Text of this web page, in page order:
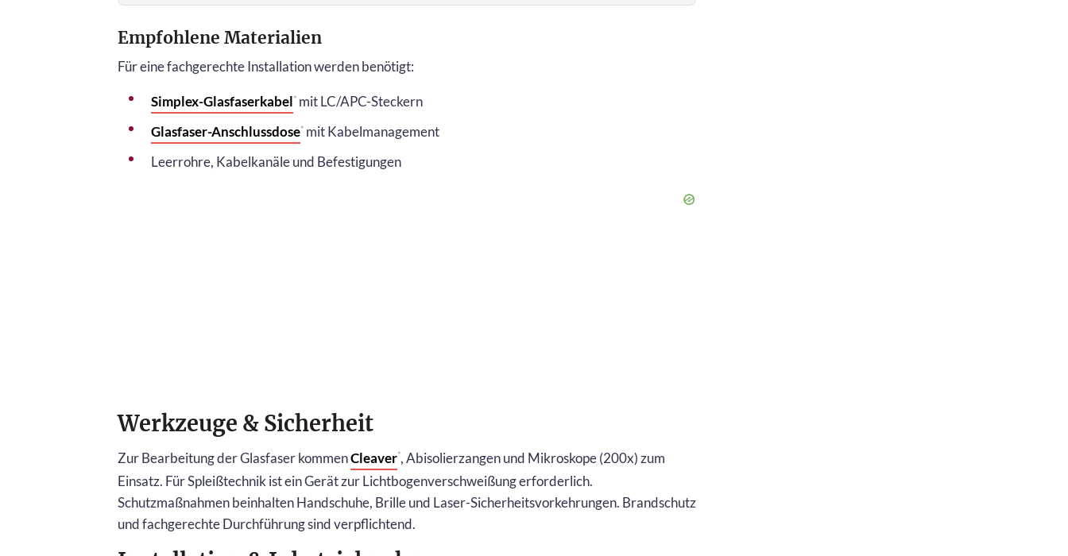
Empfohlene Materialien
Für eine fachgerechte Installation werden benötigt:
Simplex-Glasfaserkabel* mit LC/APC-Steckern
Glasfaser-Anschlussdose* mit Kabelmanagement
Leerrohre, Kabelkanäle und Befestigungen
Werkzeuge & Sicherheit
Zur Bearbeitung der Glasfaser kommenCleaver*, Abisolierzangen und Mikroskope (200x) zum
Einsatz. Für Spleißtechnik ist ein Gerät zur Lichtbogenverschweißung erforderlich.
Schutzmaßnahmen beinhalten Handschuhe, Brille und Laser-Sicherheitsvorkehrungen. Brandschutz
und fachgerechte Durchführung sind verpflichtend.